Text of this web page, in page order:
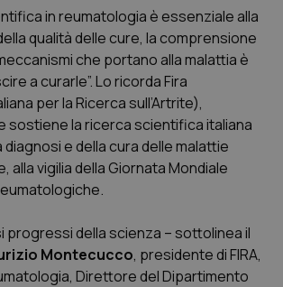
in reumatologia è essenziale alla
qualità delle cure, la comprensione
che portano alla malattia è
a curarle”. Lo ricorda Fira
per la Ricerca sull’Artrite),
sostiene la ricerca scientifica italiana
diagnosi e della cura delle malattie
alla vigilia della Giornata Mondiale
progressi della scienza – sottolinea il
Montecucco, presidente di FIRA,
Direttore del Dipartimento